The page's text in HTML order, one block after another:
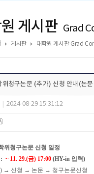
게시판 Grad
게시판 대학원 게시판 Grad
청구논문 (추가) 신청 안내(논
2024-08-29 15:31:12
위청구논문 신청 일정
~ 11. 29.(금) 17:00 (HY-in 입력)
→ 신청 → 논문 → 청구논문신청